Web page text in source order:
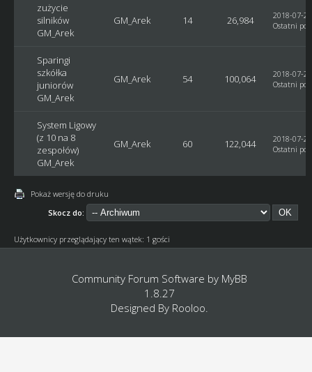
zużycie
silników
GM_Arek
GM_Arek 14 26,984
2018-07-
Ostatni
Sparingi
szkółka
juniorów
GM_Arek
GM_Arek 54 100,064
2018-07-
Ostatni
System Ligowy
(z 10 na 8
zespołów)
GM_Arek
GM_Arek 60 122,044
2018-07-
Ostatni
Pokaż wersję do druku
Skocz do:
Użytkownicy przeglądający ten wątek: 1 gości
Community Forum Software by MyBB
1.8.27
Designed By Rooloo